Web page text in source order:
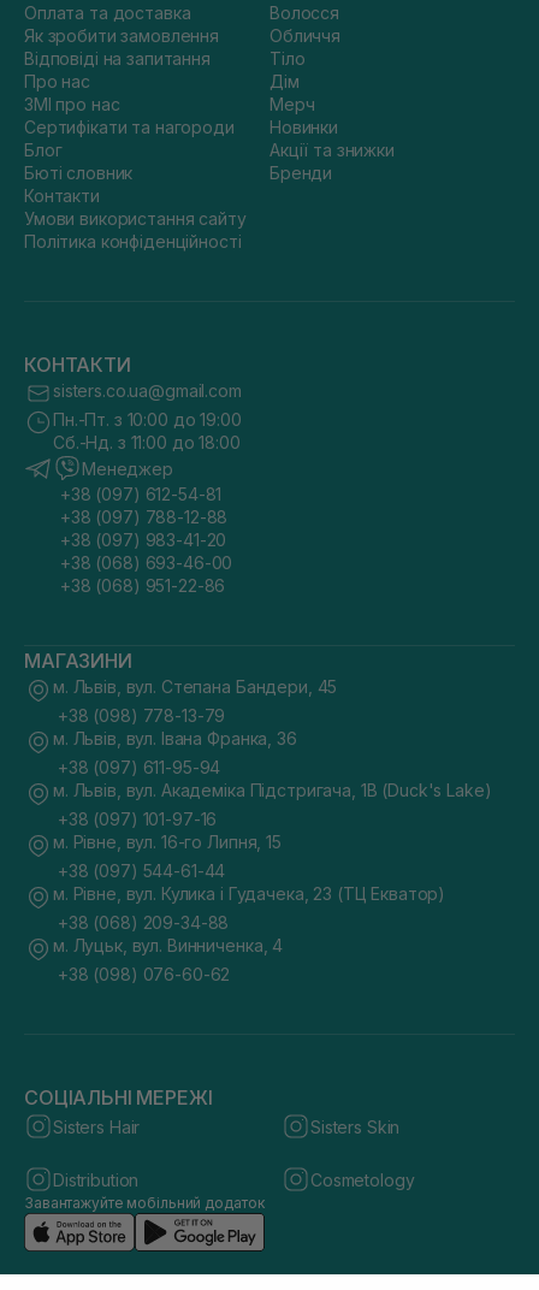
Оплата та доставка
Як зробити замовлення
Відповіді на запитання
Про нас
ЗМІ про нас
Сертифікати та нагороди
Блог
Бюті словник
Контакти
Умови використання сайту
Політика конфіденційності
Волосся
Обличчя
Тіло
Дім
Мерч
Новинки
Акції та знижки
Бренди
КОНТАКТИ
sisters.co.ua@gmail.com
Пн.-Пт. з 10:00 до 19:00
Сб.-Нд. з 11:00 до 18:00
Менеджер
+38 (097) 612-54-81
+38 (097) 788-12-88
+38 (097) 983-41-20
+38 (068) 693-46-00
+38 (068) 951-22-86
МАГАЗИНИ
м. Львів, вул. Степана Бандери, 45
+38 (098) 778-13-79
м. Львів, вул. Івана Франка, 36
+38 (097) 611-95-94
м. Львів, вул. Академіка Підстригача, 1В (Duck's Lake)
+38 (097) 101-97-16
м. Рівне, вул. 16-го Липня, 15
+38 (097) 544-61-44
м. Рівне, вул. Кулика і Гудачека, 23 (ТЦ Екватор)
+38 (068) 209-34-88
м. Луцьк, вул. Винниченка, 4
+38 (098) 076-60-62
СОЦІАЛЬНІ МЕРЕЖІ
Sisters Hair Sisters Skin
Distribution Cosmetology
Завантажуйте мобільний додаток